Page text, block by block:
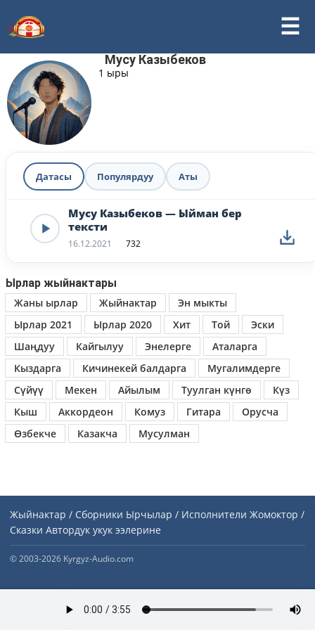
Мусу Казыбеков
1 ыры
Датасы Популярдуу Аты
Мусу Казыбеков — Ыйман бер
тексти
16.12.2021 732
Ырлар жыйнактары
Жаны ырлар
Жыйнактар
Эн мыкты
Ырлар 2021
Ырлар 2020 Хит Той
Эски
Шаңдуу
Кайгылуу Энелерге
Аталарга
Кыздарга
Кичинекей балдарга
Мугалимдерге
Сүйүү
Мекен Айылым Туулган күнгө
Күз
Кыш
Аккордеон Комуз Гитара
Орусча
Өзбекче
Казакча Мусулман
Жыйнактар / Сборники Ырчылар / Исполнители Жомоктор /
Сказки Автордук укук ээлерине
© 2003-2026 Kyrgyz-Audio.com